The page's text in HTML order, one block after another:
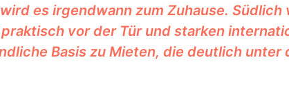
es irgendwann zum Zuhause. Südlich
vor der Tür und starken
Basis zu Mieten, die deutlich unter